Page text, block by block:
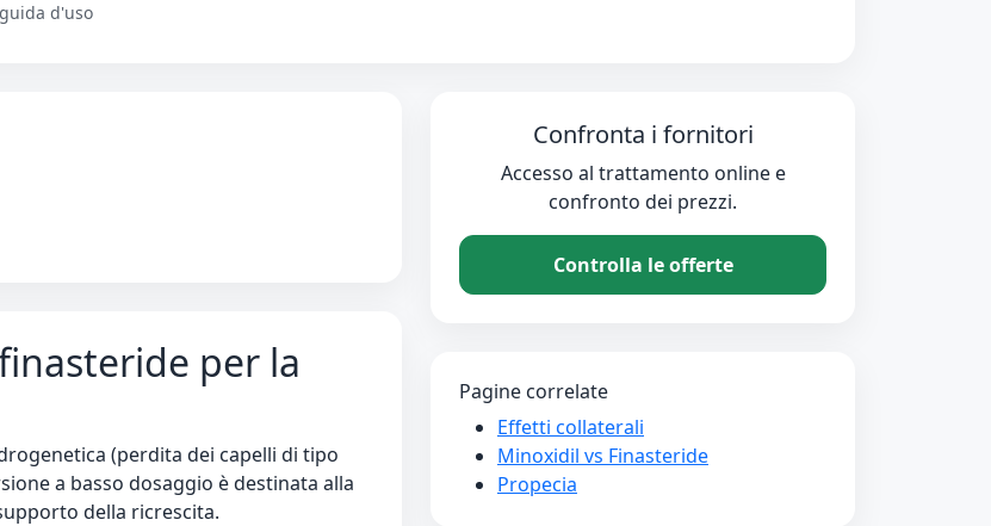
d'uso
per la
(perdita dei capelli di tipo
a basso dosaggio è destinata alla
della ricrescita.
Confronta i fornitori
Accesso al trattamento online e
confronto dei prezzi.
Controlla le offerte
Pagine correlate
Effetti collaterali
Minoxidil vs Finasteride
Propecia